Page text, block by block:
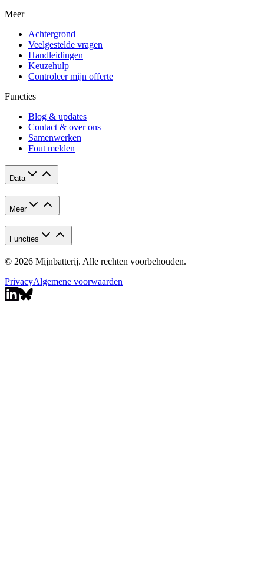
Meer
Achtergrond
Veelgestelde vragen
Handleidingen
Keuzehulp
Controleer mijn offerte
Functies
Blog & updates
Contact & over ons
Samenwerken
Fout melden
Data
Meer
Functies
© 2026 Mijnbatterij. Alle rechten voorbehouden.
PrivacyAlgemene voorwaarden